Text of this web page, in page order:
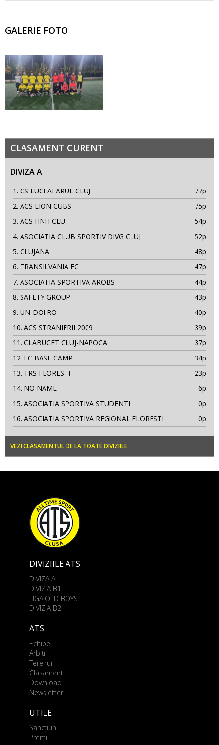
GALERIE FOTO
CLASAMENT CURENT
DIVIZA A
1. CS LUCEAFARUL CLUJ
77p
2. ACS LION CUBS
75p
3. ACS HNH CLUJ
54p
4. ASOCIATIA CLUB SPORTIV DIVG CLUJ
52p
5. CLUJANA
48p
6. TRANSILVANIA FC
47p
7. ASOCIATIA SPORTIVA AROBS
44p
8. SAFETY GROUP
43p
9. UN-DOI.RO
40p
10. ACS STRANIERII 2009
39p
11. CLABUCET CLUJ-NAPOCA
37p
12. FC BASE CAMP
34p
13. TRS FLORESTI
23p
14. NO NAME
6p
15. ASOCIATIA SPORTIVA STUDENTII
0p
16. ASOCIATIA SPORTIVA REGIONAL FLORESTI 0p
VEZI CLASAMENTUL DE LA TOATE DIVIZIILE
DIVIZIILE ATS
DIVIZA A
DIVIZIA B1
LIGA OLD BOYS
DIVIZIA B2
ATS
Echipe
Arbitri
Terenuri
Clasament
Download
Newsletter
UTILE
Sanctiuni
Premii